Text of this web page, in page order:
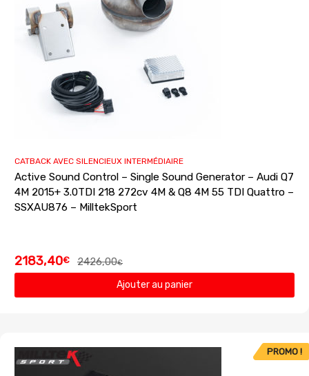
CATBACK AVEC SILENCIEUX INTERMÉDIAIRE
Active Sound Control – Single Sound Generator – Audi Q7
4M 2015+ 3.0TDI 218 272cv 4M & Q8 4M 55 TDI Quattro –
SSXAU876 – MilltekSport
2426,00€
2183,40€
Ajouter au panier
PROMO !